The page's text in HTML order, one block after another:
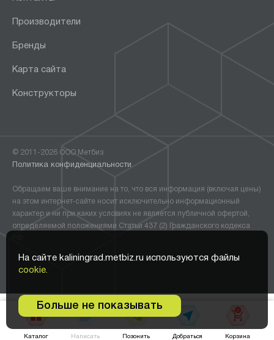
Каталог Написать Позонить Добраться
0
Корзина
На сайте kaliningrad.metbiz.ru используются файлы
cookie.
Больше не показывать
Производители
Бренды
Карта сайта
Конструкторы
© 2011-2026 ООО Метбиз
Политика конфиденциальности
Обращаем ваше внимание на то, что вся информация (включая цены)
на этом интернет-сайте носит исключительно информационный
характер и ни при каких условиях не является публичной офертой,
определяемой положениями Статьи 437 (2) Гражданского кодекса